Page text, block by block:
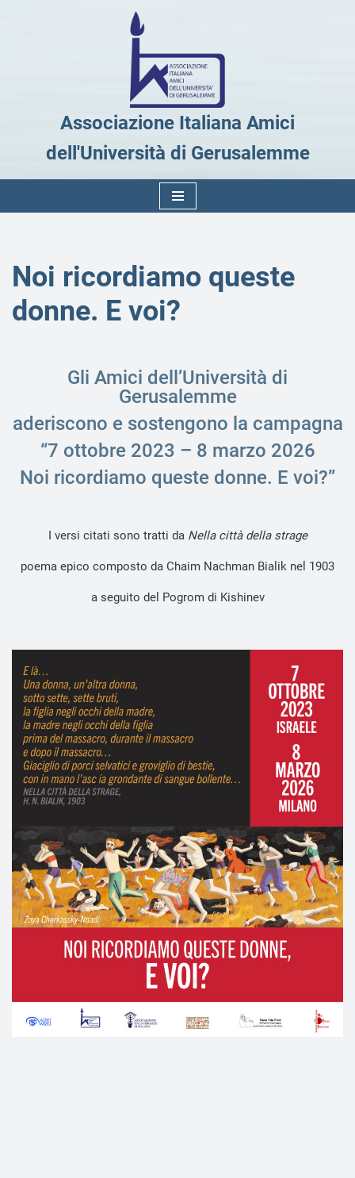
Associazione Italiana Amici
dell'Università di Gerusalemme
Noi ricordiamo queste
donne. E voi?
Gli Amici dell’Università di
Gerusalemme
aderiscono e sostengono la campagna
“7 ottobre 2023 – 8 marzo 2026
Noi ricordiamo queste donne. E voi?”
I versi citati sono tratti da Nella città della strage
poema epico composto da Chaim Nachman Bialik nel 1903
a seguito del Pogrom di Kishinev